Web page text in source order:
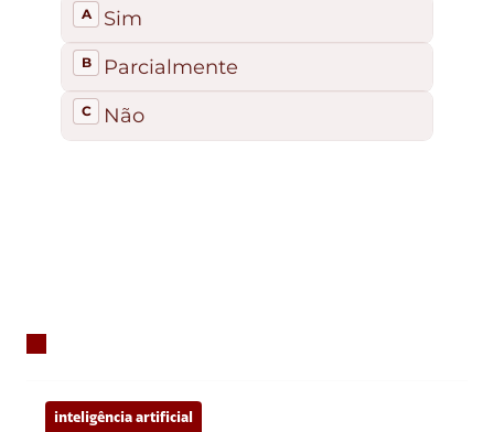
inteligência artificial